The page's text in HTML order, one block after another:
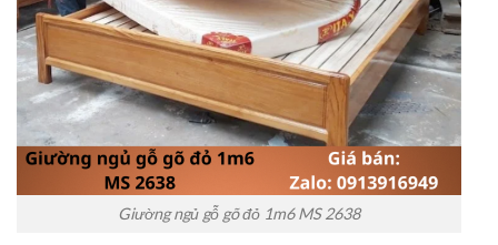
Giường ngủ gỗ gõ đỏ 1m6 MS 2638